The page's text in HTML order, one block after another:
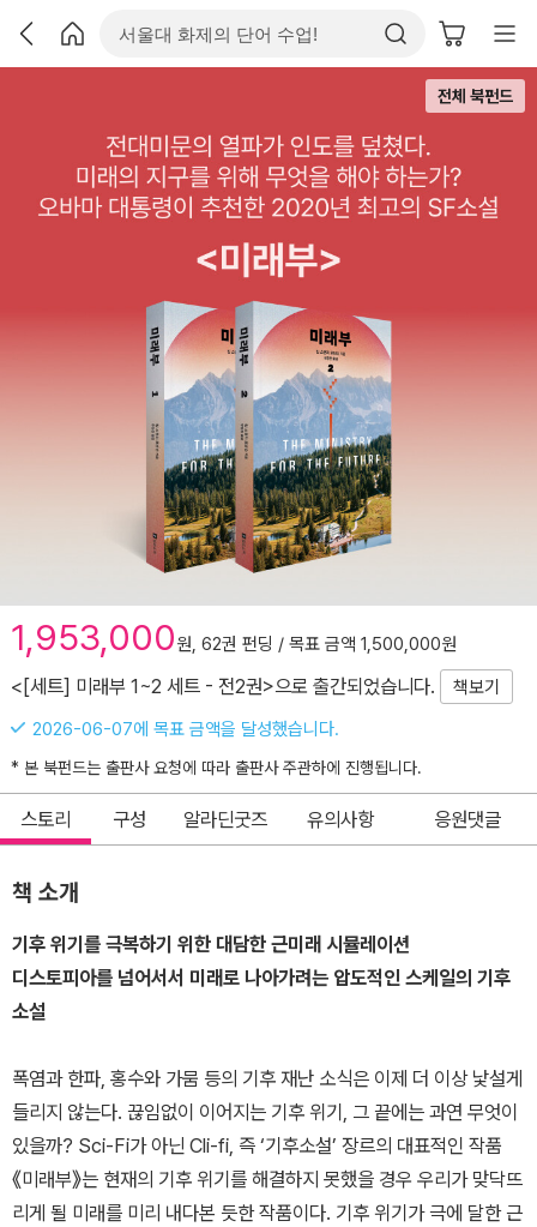
전체 북펀드
1,953,000원, 62권 펀딩 / 목표 금액 1,500,000원
<[세트] 미래부 1~2 세트 - 전2권>으로 출간되었습니다.
책보기
2026-06-07에 목표 금액을 달성했습니다.
* 본 북펀드는 출판사 요청에 따라 출판사 주관하에 진행됩니다.
스토리 구성 알라딘굿즈 유의사항 응원댓글
책 소개
기후 위기를 극복하기 위한 대담한 근미래 시뮬레이션
디스토피아를 넘어서서 미래로 나아가려는 압도적인 스케일의 기후
소설
폭염과 한파, 홍수와 가뭄 등의 기후 재난 소식은 이제 더 이상 낯설게
들리지 않는다. 끊임없이 이어지는 기후 위기, 그 끝에는 과연 무엇이
있을까? Sci-Fi가 아닌 Cli-fi, 즉 ‘기후소설’ 장르의 대표적인 작품
《미래부》는 현재의 기후 위기를 해결하지 못했을 경우 우리가 맞닥뜨
리게 될 미래를 미리 내다본 듯한 작품이다. 기후 위기가 극에 달한 근